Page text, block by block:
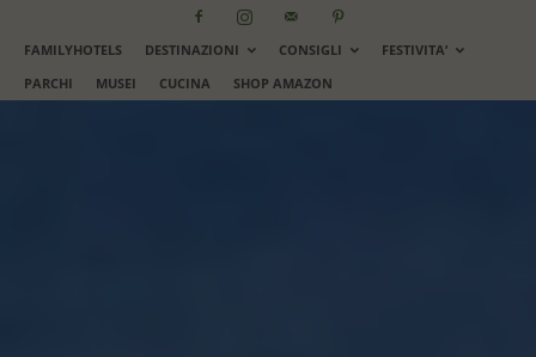
FAMILYHOTELS DESTINAZIONI CONSIGLI
FESTIVITA’
PARCHI
MUSEI CUCINA SHOP AMAZON